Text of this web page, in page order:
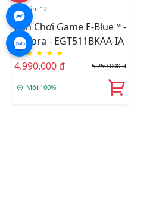
Đã bán: 12
Bàn Chơi Game E-Blue™ -
Auzora - EGT511BKAA-IA
★ ★ ★ ★ ★
4.990.000 đ 5.250.000 đ
Mới 100%